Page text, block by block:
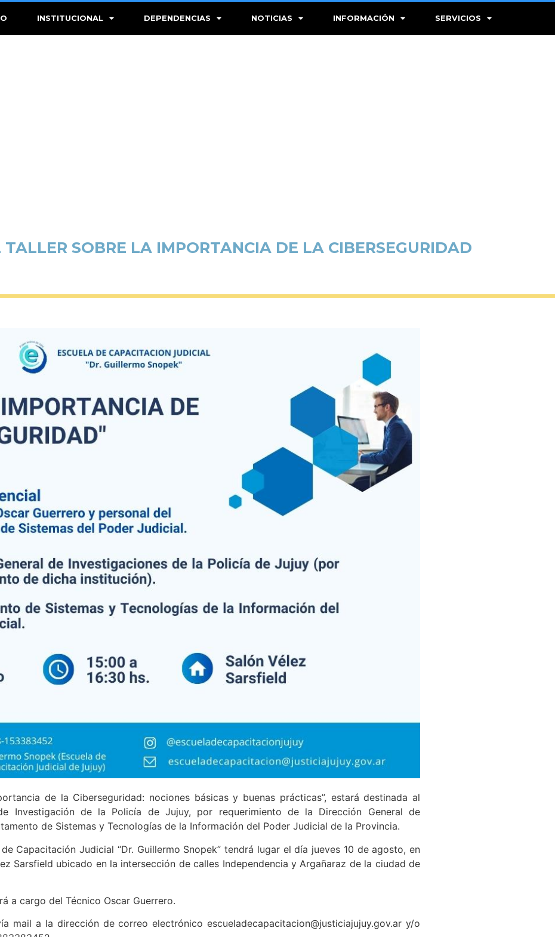
INSTITUCIONAL DEPENDENCIAS NOTICIAS INFORMACIÓN SERVICIOS
SOBRE LA IMPORTANCIA DE LA CIBERSEGURIDAD
de la Ciberseguridad: nociones básicas y buenas prácticas”, estará destinada al
Investigación de la Policía de Jujuy, por requerimiento de la Dirección General de
de Sistemas y Tecnologías de la Información del Poder Judicial de la Provincia.
Capacitación Judicial “Dr. Guillermo Snopek” tendrá lugar el día jueves 10 de agosto, en
Sarsfield ubicado en la intersección de calles Independencia y Argañaraz de la ciudad de
a cargo del Técnico Oscar Guerrero.
mail a la dirección de correo electrónico escueladecapacitacion@justiciajujuy.gov.ar y/o